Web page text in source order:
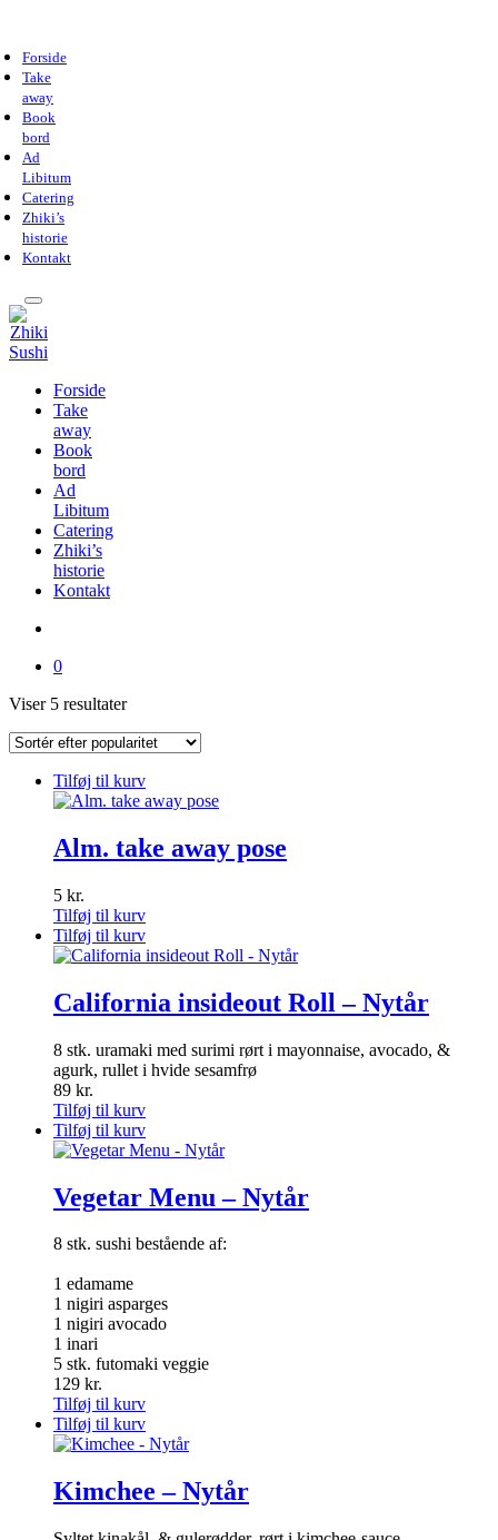
Forside
Take
away
Book
bord
Ad
Libitum
Catering
Zhiki’s
historie
Kontakt
Forside
Take
away
Book
bord
Ad
Libitum
Catering
Zhiki’s
historie
Kontakt
0
Viser 5 resultaterSorteret
popularitet
Tilføj til kurv
Alm. take away pose
5 kr.
Tilføj til kurv
Tilføj til kurv
California insideout Roll – Nytår
8 stk. uramaki med surimi rørt i mayonnaise, avocado, &
agurk, rullet i hvide sesamfrø
89 kr.
Tilføj til kurv
Tilføj til kurv
Vegetar Menu – Nytår
8 stk. sushi bestående af:
1 edamame
1 nigiri asparges
1 nigiri avocado
1 inari
5 stk. futomaki veggie
129 kr.
Tilføj til kurv
Tilføj til kurv
Kimchee – Nytår